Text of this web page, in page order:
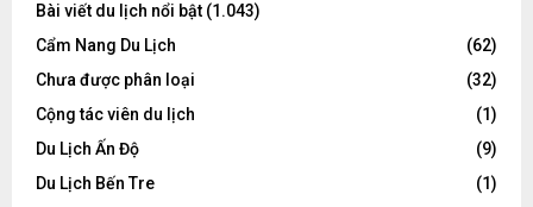
Bài viết du lịch nổi bật (1.043)
Cẩm Nang Du Lịch
(62)
Chưa được phân loại
(32)
Cộng tác viên du lịch
(1)
Du Lịch Ấn Độ
(9)
Du Lịch Bến Tre
(1)